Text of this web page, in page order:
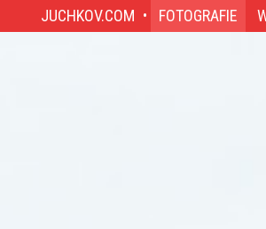
JUCHKOV.COM FOTOGRAFIE